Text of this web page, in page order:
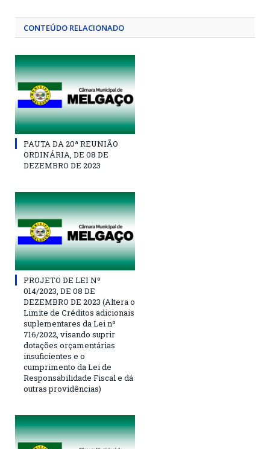
CONTEÚDO RELACIONADO
PAUTA DA 20ª REUNIÃO
ORDINÁRIA, DE 08 DE
DEZEMBRO DE 2023
PROJETO DE LEI Nº
014/2023, DE 08 DE
DEZEMBRO DE 2023 (Altera o
Limite de Créditos adicionais
suplementares da Lei nº
716/2022, visando suprir
dotações orçamentárias
insuficientes e o
cumprimento da Lei de
Responsabilidade Fiscal e dá
outras providências)